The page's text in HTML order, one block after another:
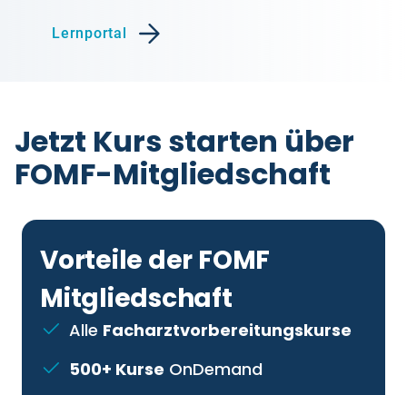
Lernportal
Jetzt Kurs starten über
FOMF-Mitgliedschaft
Vorteile der FOMF
Mitgliedschaft
Alle Facharztvorbereitungskurse
500+ Kurse OnDemand